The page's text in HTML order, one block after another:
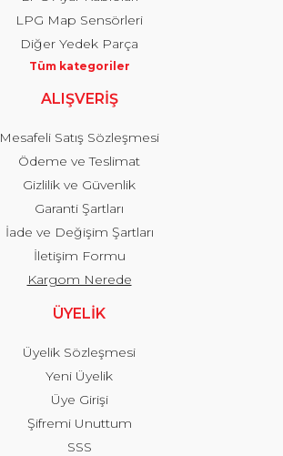
LPG Map Sensörleri
Diğer Yedek Parça
Tüm kategoriler
ALIŞVERİŞ
Mesafeli Satış Sözleşmesi
Ödeme ve Teslimat
Gizlilik ve Güvenlik
Garanti Şartları
İade ve Değişim Şartları
İletişim Formu
Kargom Nerede
ÜYELİK
Üyelik Sözleşmesi
Yeni Üyelik
Üye Girişi
Şifremi Unuttum
SSS